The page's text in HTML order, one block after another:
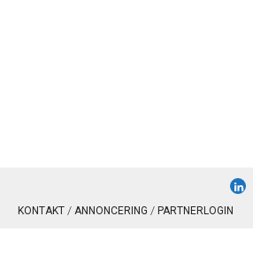
KONTAKT ANNONCERING PARTNERLOGIN